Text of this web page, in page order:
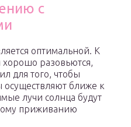
с
оптимальной. К
хорошо разовьются,
для того, чтобы
осуществляют ближе к
лучи солнца будут
приживанию